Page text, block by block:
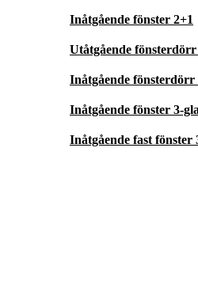
Inåtgående fönster 2+1
Utåtgående fönsterdörr
Inåtgående fönsterdörr
Inåtgående fönster 3-
Inåtgående fast fönster